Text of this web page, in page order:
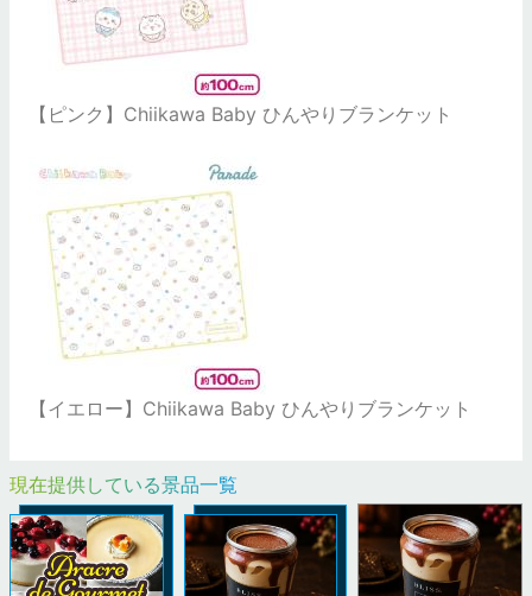
【ピンク】Chiikawa Baby ひんやりブランケット
【イエロー】Chiikawa Baby ひんやりブランケット
現在提供している景品一覧